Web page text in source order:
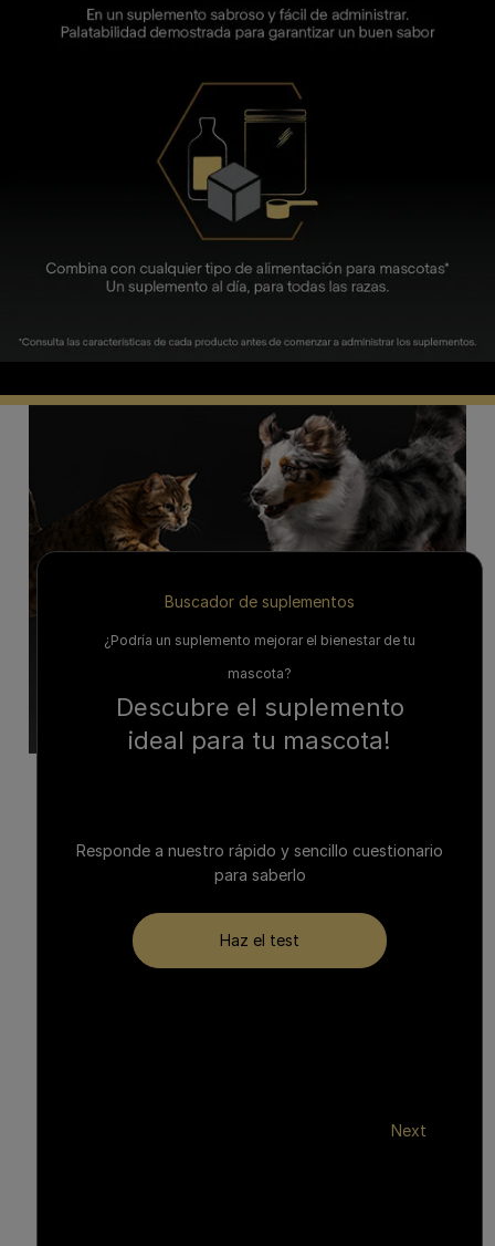
Buscador de suplementos
¿Podría un suplemento mejorar el bienestar de tu
mascota?
Descubre el suplemento
ideal para tu mascota!
Responde a nuestro rápido y sencillo cuestionario
para saberlo